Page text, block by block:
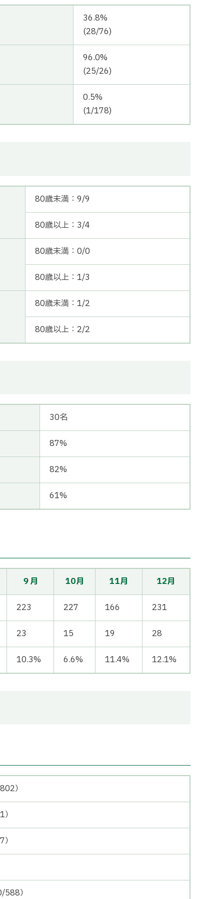
36.8%
(28/76)
96.0%
(25/26)
0.5%
(1/178)
80歳未満：9/9
80歳以上：3/4
80歳未満：0/0
80歳以上：1/3
80歳未満：1/2
80歳以上：2/2
30名
87%
82%
61%
９月 10月 11月 12月
223 227 166 231
23 15 19 28
10.3% 6.6% 11.4% 12.1%
）
）